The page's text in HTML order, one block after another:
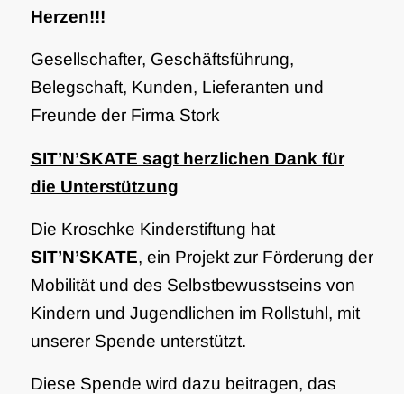
Herzen!!!
Gesellschafter, Geschäftsführung,
Belegschaft, Kunden, Lieferanten und
Freunde der Firma Stork
SIT’N’SKATE sagt herzlichen Dank für
die Unterstützung
Die Kroschke Kinderstiftung hat
SIT’N’SKATE, ein Projekt zur Förderung der
Mobilität und des Selbstbewusstseins von
Kindern und Jugendlichen im Rollstuhl, mit
unserer Spende unterstützt.
Diese Spende wird dazu beitragen, das